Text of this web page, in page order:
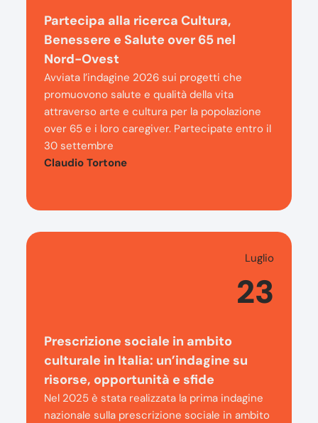
Partecipa alla ricerca Cultura,
Benessere e Salute over 65 nel
Nord-Ovest
Avviata l’indagine 2026 sui progetti che
promuovono salute e qualità della vita
attraverso arte e cultura per la popolazione
over 65 e i loro caregiver. Partecipate entro il
30 settembre
Claudio Tortone
Luglio
23
Prescrizione sociale in ambito
culturale in Italia: un’indagine su
risorse, opportunità e sfide
Nel 2025 è stata realizzata la prima indagine
nazionale sulla prescrizione sociale in ambito